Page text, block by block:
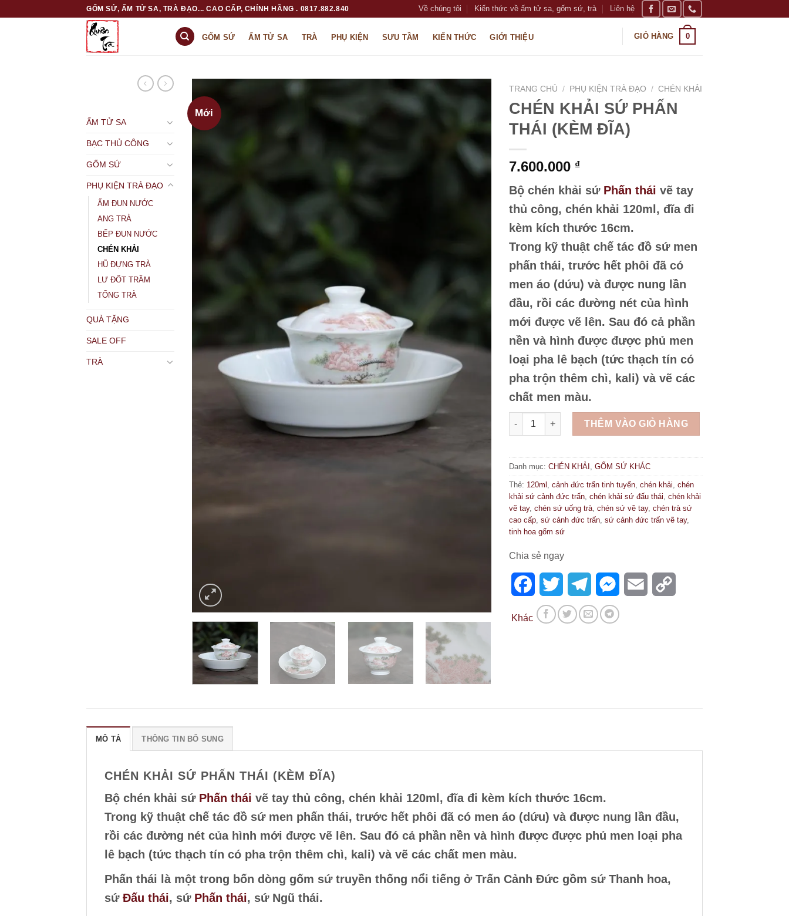
GỐM SỨ, ẤM TỬ SA, TRÀ ĐẠO... CAO CẤP, CHÍNH HÃNG . 0817.882.840 Về chúng tôi Kiến thức về ấm tử sa, gốm sứ, trà Liên hệ
GỐM SỨ ẤM TỬ SA TRÀ PHỤ KIỆN SƯU TẦM KIẾN THỨC GIỚI THIỆU GIỎ HÀNG 0
ẤM TỬ SA
BẠC THỦ CÔNG
GỐM SỨ
PHỤ KIỆN TRÀ ĐẠO
ẤM ĐUN NƯỚC
ANG TRÀ
BẾP ĐUN NƯỚC
CHÉN KHẢI
HŨ ĐỰNG TRÀ
LƯ ĐỐT TRẦM
TỐNG TRÀ
QUÀ TẶNG
SALE OFF
TRÀ
Mới
TRANG CHỦ / PHỤ KIỆN TRÀ ĐẠO / CHÉN KHẢI
CHÉN KHẢI SỨ PHẤN
THÁI (KÈM ĐĨA)
7.600.000 ₫
Bộ chén khải sứ Phấn thái vẽ tay
thủ công, chén khải 120ml, đĩa đi
kèm kích thước 16cm.
Trong kỹ thuật chế tác đồ sứ men
phấn thái, trước hết phôi đã có
men áo (dứu) và được nung lần
đầu, rồi các đường nét của hình
mới được vẽ lên. Sau đó cả phần
nền và hình được được phủ men
loại pha lê bạch (tức thạch tín có
pha trộn thêm chì, kali) và vẽ các
chất men màu.
CHÉN KHẢI SỨ PHẤN THÁI (KÈM ĐĨA) số lượng
THÊM VÀO GIỎ HÀNG
Danh mục: CHÉN KHẢI GỐM SỨ KHÁC
Thẻ: 120ml cảnh đức trấn tinh tuyển chén khải chén
khải sứ cảnh đức trấn chén khải sứ đấu thái chén khải
vẽ tay, chén sứ uống trà chén sứ vẽ tay, chén trà sứ
cao cấp sứ cảnh đức trấn sứ cảnh đức trấn vẽ tay,
tinh hoa gốm sứ
Chia sẻ ngay
FacebookTwitter TelegramMessenger
Email
Khác
MÔ TẢ THÔNG TIN BỔ SUNG
CHÉN KHẢI SỨ PHẤN THÁI (KÈM ĐĨA)
Bộ chén khải sứ Phấn thái vẽ tay thủ công, chén khải 120ml, đĩa đi kèm kích thước 16cm.
Trong kỹ thuật chế tác đồ sứ men phấn thái, trước hết phôi đã có men áo (dứu) và được nung lần đầu,
rồi các đường nét của hình mới được vẽ lên. Sau đó cả phần nền và hình được được phủ men loại pha
lê bạch (tức thạch tín có pha trộn thêm chì, kali) và vẽ các chất men màu.
Phấn thái là một trong bốn dòng gốm sứ truyền thống nổi tiếng ở Trấn Cảnh Đức gồm sứ Thanh hoa,
sứ Đấu thái, sứ Phấn thái, sứ Ngũ thái.